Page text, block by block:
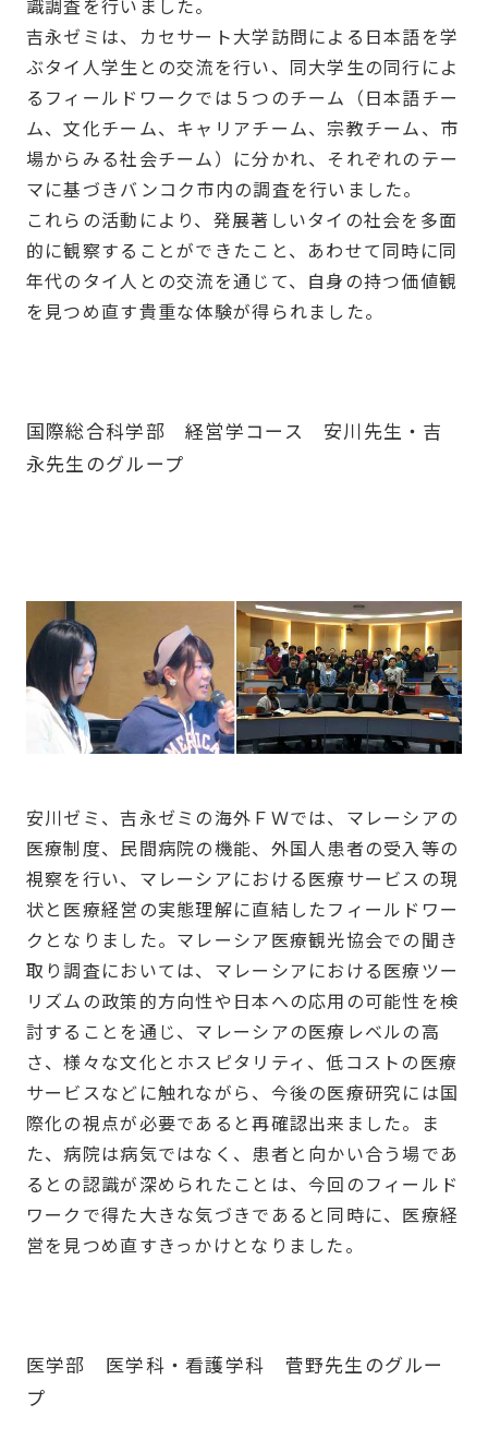
識調査を行いました。
吉永ゼミは、カセサート大学訪問による日本語を学
ぶタイ人学生との交流を行い、同大学生の同行によ
るフィールドワークでは５つのチーム（日本語チー
ム、文化チーム、キャリアチーム、宗教チーム、市
場からみる社会チーム）に分かれ、それぞれのテー
マに基づきバンコク市内の調査を行いました。
これらの活動により、発展著しいタイの社会を多面
的に観察することができたこと、あわせて同時に同
年代のタイ人との交流を通じて、自身の持つ価値観
を見つめ直す貴重な体験が得られました。
国際総合科学部 経営学コース 安川先生・吉
永先生のグループ
安川ゼミ、吉永ゼミの海外ＦＷでは、マレーシアの
医療制度、民間病院の機能、外国人患者の受入等の
視察を行い、マレーシアにおける医療サービスの現
状と医療経営の実態理解に直結したフィールドワー
クとなりました。マレーシア医療観光協会での聞き
取り調査においては、マレーシアにおける医療ツー
リズムの政策的方向性や日本への応用の可能性を検
討することを通じ、マレーシアの医療レベルの高
さ、様々な文化とホスピタリティ、低コストの医療
サービスなどに触れながら、今後の医療研究には国
際化の視点が必要であると再確認出来ました。ま
た、病院は病気ではなく、患者と向かい合う場であ
るとの認識が深められたことは、今回のフィールド
ワークで得た大きな気づきであると同時に、医療経
営を見つめ直すきっかけとなりました。
医学部 医学科・看護学科 菅野先生のグルー
プ